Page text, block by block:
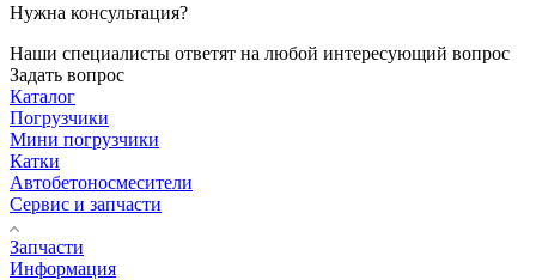
Нужна консультация?
Наши специалисты ответят на любой интересующий вопрос
Задать вопрос
Каталог
Погрузчики
Мини погрузчики
Катки
Автобетоносмесители
Сервис и запчасти
Запчасти
Информация